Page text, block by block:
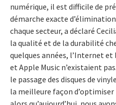
numérique, il est difficile de
démarche exacte
chaque secteur, a déclaré
la qualité et de la durabilité
quelques années, l’Internet
et Apple Music n’existaient
le passage des disques de
la meilleure façon d’optimiser